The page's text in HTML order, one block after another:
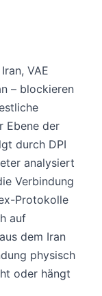
VAE
– blockieren
Ebene der
durch DPI
analysiert
Verbindung
Protokolle
auf
dem Iran
physisch
oder hängt